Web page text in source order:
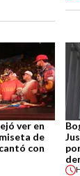
ver en
de
con